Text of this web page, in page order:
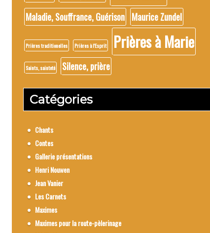
Maladie, Souffrance, Guérison Maurice Zundel
Prières traditionelles Prières à l'Esprit Prières à Marie
Saints, sainteté Silence, prière
Catégories
Chants
Contes
Gallerie présentations
Henri Nouwen
Jean Vanier
Les Carnets
Maximes
Maximes pour la route-pèlerinage